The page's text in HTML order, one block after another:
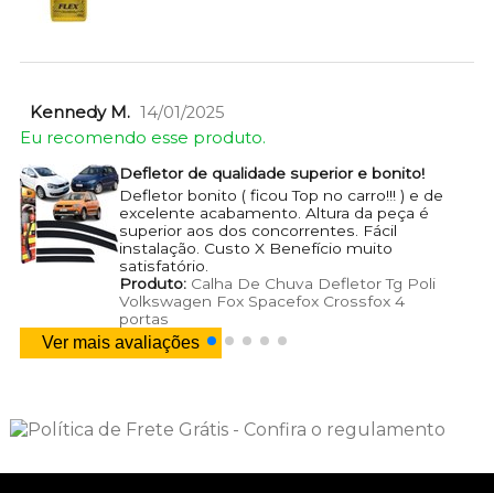
Kennedy M. 14/01/2025
Eu recomendo esse produto.
Defletor de qualidade superior e bonito!
Defletor bonito ( ficou Top no carro!!! ) e de
excelente acabamento. Altura da peça é
superior aos dos concorrentes. Fácil
instalação. Custo X Benefício muito
satisfatório.
Produto:Calha De Chuva Defletor Tg Poli
Volkswagen Fox Spacefox Crossfox 4
portas
Ver mais avaliações